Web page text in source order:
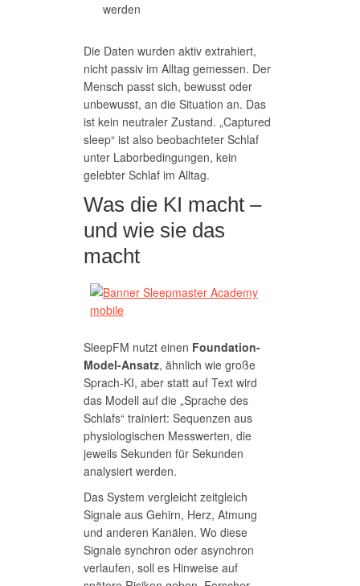
werden
Die Daten wurden aktiv extrahiert,
nicht passiv im Alltag gemessen. Der
Mensch passt sich, bewusst oder
unbewusst, an die Situation an. Das
ist kein neutraler Zustand. „Captured
sleep“ ist also beobachteter Schlaf
unter Laborbedingungen, kein
gelebter Schlaf im Alltag.
Was die KI macht –
und wie sie das
macht
SleepFM nutzt einen Foundation-
Model-Ansatz, ähnlich wie große
Sprach-KI, aber statt auf Text wird
das Modell auf die „Sprache des
Schlafs“ trainiert: Sequenzen aus
physiologischen Messwerten, die
jeweils Sekunden für Sekunden
analysiert werden.
Das System vergleicht zeitgleich
Signale aus Gehirn, Herz, Atmung
und anderen Kanälen. Wo diese
Signale synchron oder asynchron
verlaufen, soll es Hinweise auf